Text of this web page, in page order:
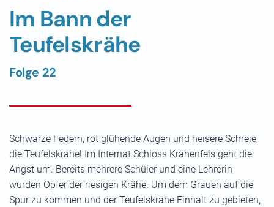
Im Bann der
Teufelskrähe
Folge 22
Schwarze Federn, rot glühende Augen und heisere Schreie,
die Teufelskrähe! Im Internat Schloss Krähenfels geht die
Angst um. Bereits mehrere Schüler und eine Lehrerin
wurden Opfer der riesigen Krähe. Um dem Grauen auf die
Spur zu kommen und der Teufelskrähe Einhalt zu gebieten,